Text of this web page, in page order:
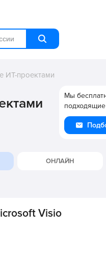
ИТ-проектами
Мы
ОНЛАЙН
Visio